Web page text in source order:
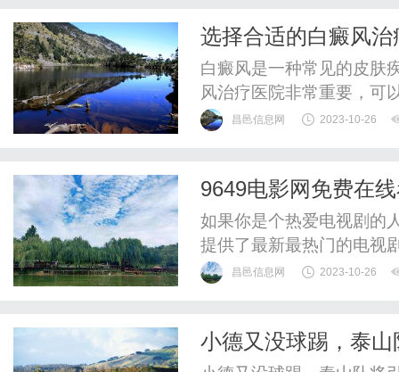
解每个SKU的库存量、位
选择合适的白癜风
白癜风是一种常见的皮肤
风治疗医院非常重要，可
色素细胞损伤引起的，导
考虑医院的专业性和资质
昌邑信息网 2023-10-26
9649电影网免费在
如果你是个热爱电视剧的
提供了最新最热门的电视
享受电视剧的乐趣。无论
到身临其境的观感体验。
昌邑信息网 2023-10-26
小德又没球踢，泰